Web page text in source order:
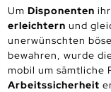
Um Disponenten
erleichtern und
unerwünschten
bewahren, wurde
mobil um sämtliche
Arbeitssicherheit